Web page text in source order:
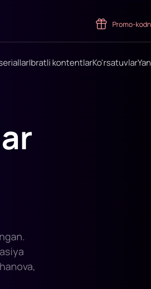
Promo-
Ibratli kontentlarKo'rsatuvlar